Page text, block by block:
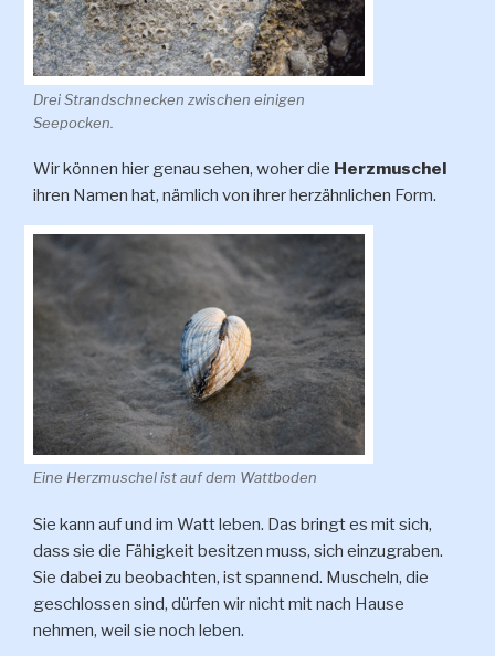
Drei Strandschnecken zwischen einigen
Seepocken.
Wir können hier genau sehen, woher die Herzmuschel
ihren Namen hat, nämlich von ihrer herzähnlichen Form.
Eine Herzmuschel ist auf dem Wattboden
Sie kann auf und im Watt leben. Das bringt es mit sich,
dass sie die Fähigkeit besitzen muss, sich einzugraben.
Sie dabei zu beobachten, ist spannend. Muscheln, die
geschlossen sind, dürfen wir nicht mit nach Hause
nehmen, weil sie noch leben.